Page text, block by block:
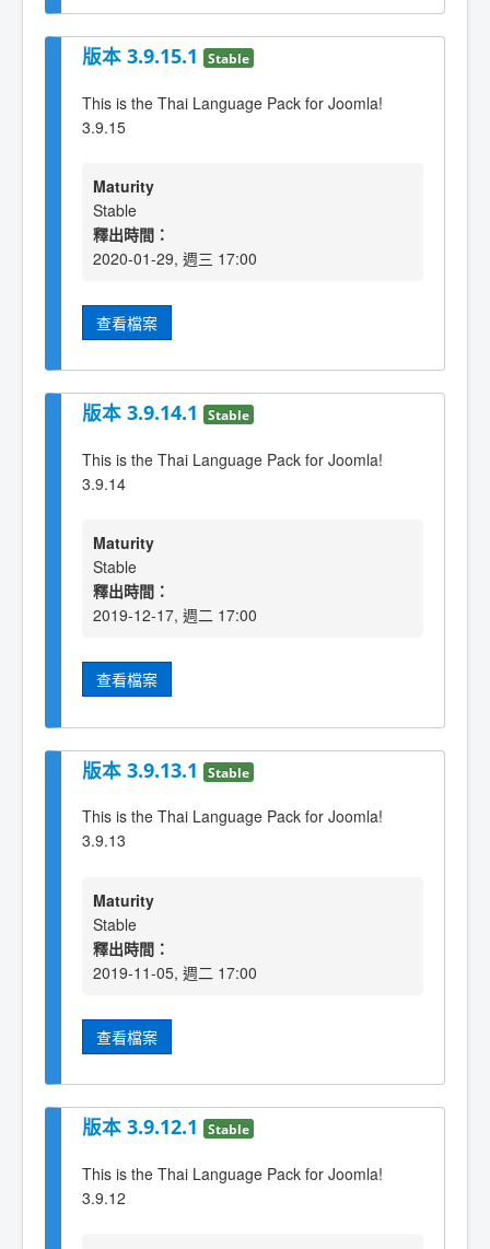
版本 3.9.15.1 Stable
This is the Thai Language Pack for Joomla!
3.9.15
Maturity
Stable
釋出時間：
2020-01-29, 週三 17:00
查看檔案
版本 3.9.14.1 Stable
This is the Thai Language Pack for Joomla!
3.9.14
Maturity
Stable
釋出時間：
2019-12-17, 週二 17:00
查看檔案
版本 3.9.13.1 Stable
This is the Thai Language Pack for Joomla!
3.9.13
Maturity
Stable
釋出時間：
2019-11-05, 週二 17:00
查看檔案
版本 3.9.12.1 Stable
This is the Thai Language Pack for Joomla!
3.9.12